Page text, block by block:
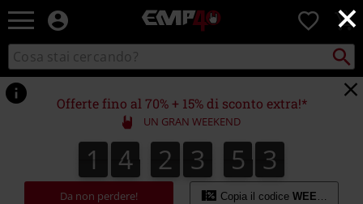
×
EMP
Musica,
Serie
TV
&
Videogame
merch
Abbigliamento
Alternativo
0
Cerca
nel
catalogo
Cerca
Punto
di
ritiro
Offerte fino al 70% + 15% di sconto extra!*
UN GRAN WEEKEND
1
1 4
4 2
2 3
3 5
5 1
2
1
3
2
Da non perdere! Copia il codice WEEKEND